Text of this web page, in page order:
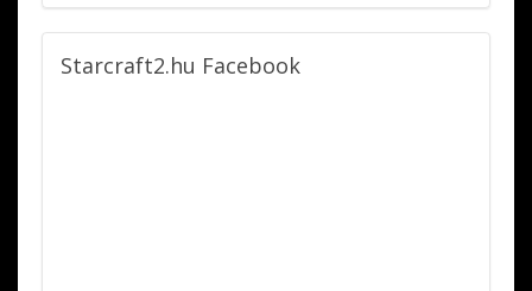
Starcraft2.hu Facebook